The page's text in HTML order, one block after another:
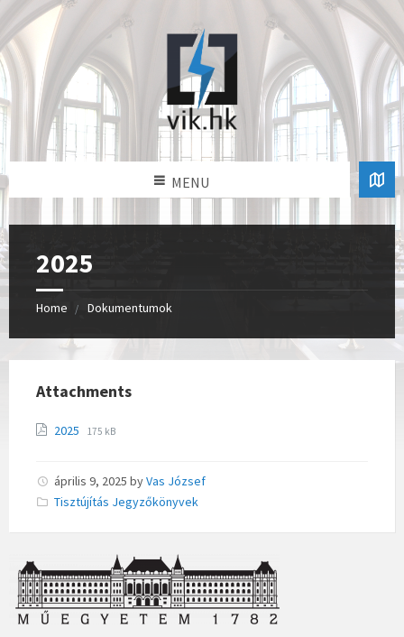
MENU
2025
Home Dokumentumok
Attachments
2025 175 kB
április 9, 2025 byVas József
Categories:
Tisztújítás Jegyzőkönyvek